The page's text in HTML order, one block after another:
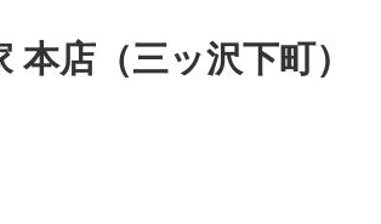
店（三ッ沢下町）